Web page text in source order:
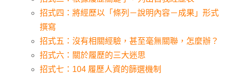
招式四：將經歷以「條列－說明內容－成果」形式
撰寫
招式五：沒有相關經驗，甚至毫無關聯，怎麼辦？
招式六：關於履歷的三大迷思
招式七：104 履歷人資的篩選機制